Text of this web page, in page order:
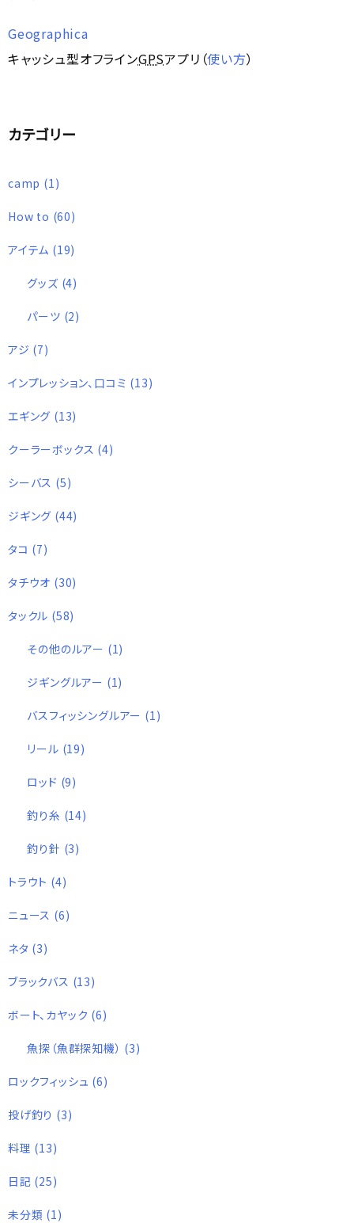
Geographica
キャッシュ型オフラインGPSアプリ（使い方）
カテゴリー
camp (1)
How to (60)
アイテム (19)
グッズ (4)
パーツ (2)
アジ (7)
インプレッション、口コミ (13)
エギング (13)
クーラーボックス (4)
シーバス (5)
ジギング (44)
タコ (7)
タチウオ (30)
タックル (58)
その他のルアー (1)
ジギングルアー (1)
バスフィッシングルアー (1)
リール (19)
ロッド (9)
釣り糸 (14)
釣り針 (3)
トラウト (4)
ニュース (6)
ネタ (3)
ブラックバス (13)
ボート、カヤック (6)
魚探（魚群探知機） (3)
ロックフィッシュ (6)
投げ釣り (3)
料理 (13)
日記 (25)
未分類 (1)